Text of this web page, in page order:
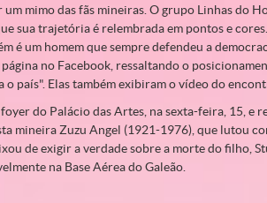
mimo das fãs mineiras. O grupo Linhas do
sua trajetória é relembrada em pontos e cores.
é um homem que sempre defendeu a
no Facebook, ressaltando o
o país". Elas também exibiram o vídeo do
do Palácio das Artes, na sexta-feira, 15, e
mineira Zuzu Angel (1921-1976), que lutou
de exigir a verdade sobre a morte do filho,
na Base Aérea do Galeão.